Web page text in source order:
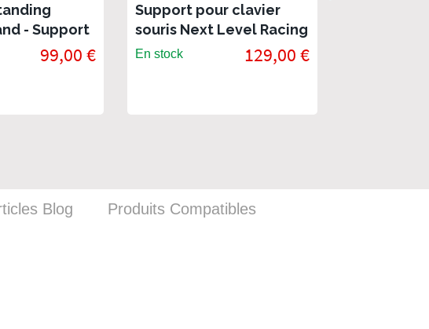
- Support
Racing
99,00 €
Support pour clavier
souris Next Level Racing
En stock 129,00 €
Blog Produits Compatibles